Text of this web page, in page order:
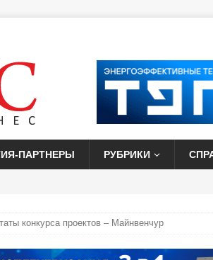
ПАРТНЕРЫ РУБРИКИ
конкурса проектов – Майнвенчур